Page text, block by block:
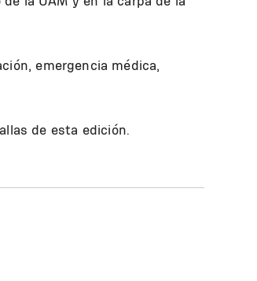
emergencia médica,
de esta edición.